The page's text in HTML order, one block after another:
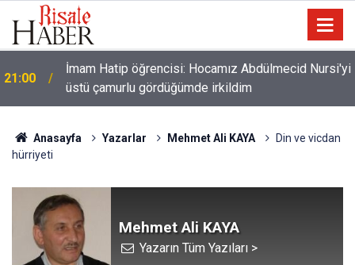
21:00
İmam Hatip öğrencisi: Hocamız Abdülmecid Nursi'yi
üstü çamurlu gördüğümde irkildim
Anasayfa Yazarlar Mehmet Ali KAYA
Din ve vicdan
hürriyeti
Mehmet Ali KAYA
Yazarın Tüm Yazıları >